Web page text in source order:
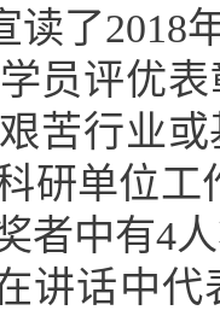
读了2018
员评优
苦行业
研单位
者中有4
讲话中